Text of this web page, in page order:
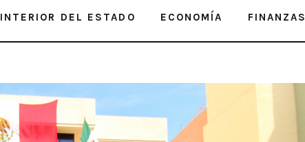
INTERIOR DEL ESTADO ECONOMÍA FINANZAS